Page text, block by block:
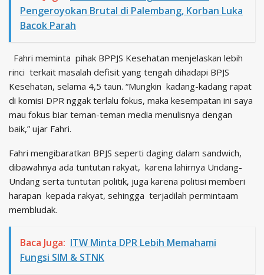
Pengeroyokan Brutal di Palembang, Korban Luka
Bacok Parah
Fahri meminta pihak BPPJS Kesehatan menjelaskan lebih
rinci terkait masalah defisit yang tengah dihadapi BPJS
Kesehatan, selama 4,5 taun. “Mungkin kadang-kadang rapat
di komisi DPR nggak terlalu fokus, maka kesempatan ini saya
mau fokus biar teman-teman media menulisnya dengan
baik,” ujar Fahri.
Fahri mengibaratkan BPJS seperti daging dalam sandwich,
dibawahnya ada tuntutan rakyat, karena lahirnya Undang-
Undang serta tuntutan politik, juga karena politisi memberi
harapan kepada rakyat, sehingga terjadilah permintaam
membludak.
Baca Juga: ITW Minta DPR Lebih Memahami
Fungsi SIM & STNK